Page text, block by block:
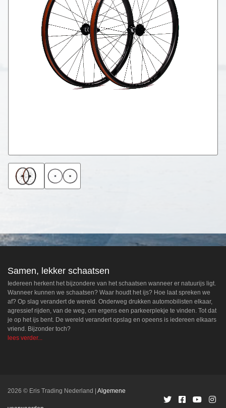
Samen, lekker schaatsen
Iedereen herkent het bijzondere van het schaatsen wanneer er natuurijs ligt.
Wanneer kunnen we schaatsen? Waar houdt het ijs? Hoe laat spreken we
af? Op slag verandert de wereld. Onderweg drukken automobilisten elkaar,
agressief rijden, van de weg, om ergens een parkeerplekje te vinden. Tot dat
je op het ijs bent. De wereld verandert opslag en opeens is iedereen elkaars
vriend. Bijzonder toch?
lees verder...
2026 © Eris Trading Nederland Algemene